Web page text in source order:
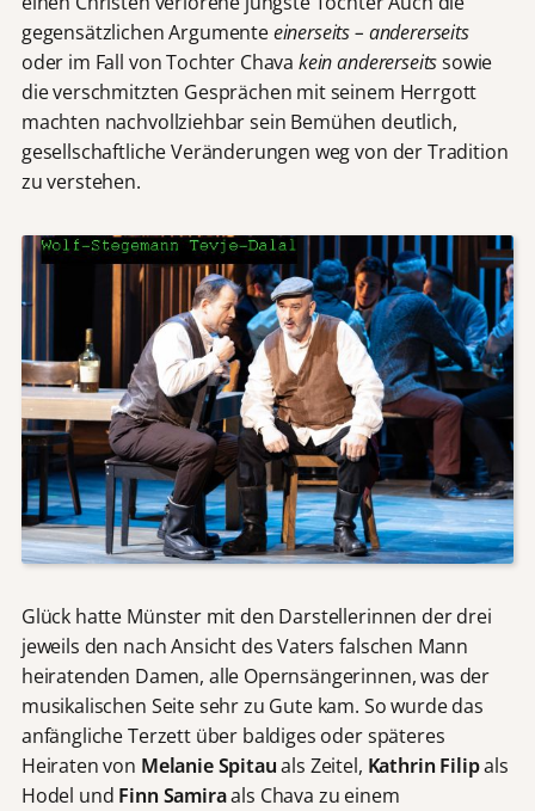
gegensätzlichen Argumenteeinerseits – andererseits
oder im Fall von Tochter Chava kein andererseitssowie
die verschmitzten Gesprächen mit seinem Herrgott
machten nachvollziehbar sein Bemühen deutlich,
gesellschaftliche Veränderungen weg von der Tradition
zu verstehen.
Glück hatte Münster mit den Darstellerinnen der drei
jeweils den nach Ansicht des Vaters falschen Mann
heiratenden Damen, alle Opernsängerinnen, was der
musikalischen Seite sehr zu Gute kam. So wurde das
anfängliche Terzett über baldiges oder späteres
Heiraten von Melanie Spitauals Zeitel, Kathrin Filipals
Hodel und Finn Samiraals Chava zu einem